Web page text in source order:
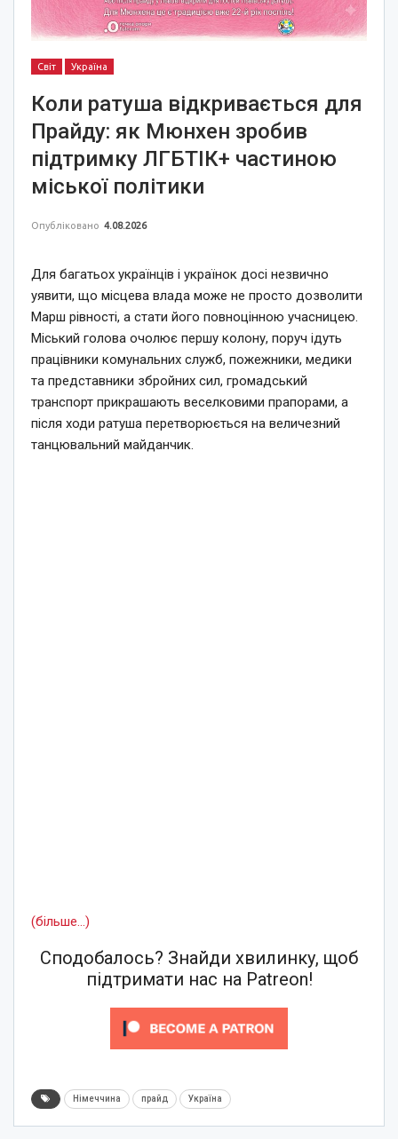
Світ Україна
Коли ратуша відкривається для
Прайду: як Мюнхен зробив
підтримку ЛГБТІК+ частиною
міської політики
Опубліковано 4.08.2026
Для багатьох українців і українок досі незвично
уявити, що місцева влада може не просто дозволити
Марш рівності, а стати його повноцінною учасницею.
Міський голова очолює першу колону, поруч ідуть
працівники комунальних служб, пожежники, медики
та представники збройних сил, громадський
транспорт прикрашають веселковими прапорами, а
після ходи ратуша перетворюється на величезний
танцювальний майданчик.
(більше…)
Сподобалось? Знайди хвилинку, щоб
підтримати нас на Patreon!
Німеччина прайд Україна